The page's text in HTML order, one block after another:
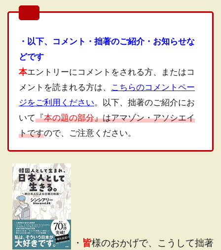
・以下、コメント・拙著のご紹介・お知らせな
どです
本エントリーにコメントをされる方、またはコ
メントを読まれる方は、 こちらのコメントペー
ジをご利用ください。以下、拙著のご紹介にお
いて『本の題の部分』はアマゾン・アソシエイ
トですので、ご注意ください。
・ 皆様のおかげで、こうして拙著